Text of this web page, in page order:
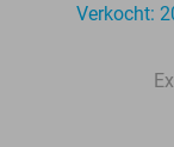
Verkocht: